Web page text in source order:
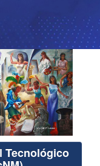
Tecnológico